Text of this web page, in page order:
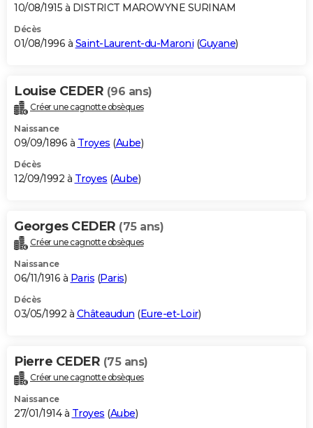
10/08/1915 à DISTRICT MAROWYNE SURINAM
Décès
01/08/1996 à Saint-Laurent-du-Maroni (Guyane)
Louise CEDER (96 ans)
Créer une cagnotte obsèques
Naissance
09/09/1896 à Troyes (Aube)
Décès
12/09/1992 à Troyes (Aube)
Georges CEDER (75 ans)
Créer une cagnotte obsèques
Naissance
06/11/1916 à Paris (Paris)
Décès
03/05/1992 à Châteaudun (Eure-et-Loir)
Pierre CEDER (75 ans)
Créer une cagnotte obsèques
Naissance
27/01/1914 à Troyes (Aube)